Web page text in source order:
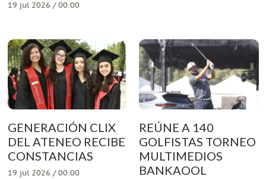
19 jul 2026 / 00:00
GENERACIÓN CLIX
DEL ATENEO RECIBE
CONSTANCIAS
19 jul 2026 / 00:00
REÚNE A 140
GOLFISTAS TORNEO
MULTIMEDIOS
BANKAOOL